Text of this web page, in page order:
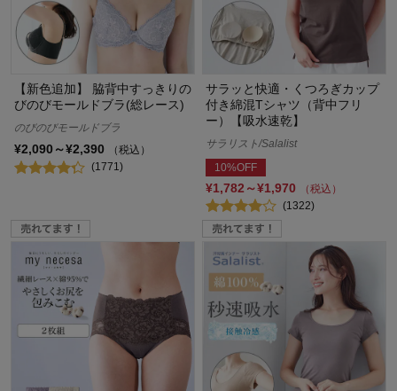
【新色追加】 脇背中すっきりの
びのびモールドブラ(総レース)
のびのびモールドブラ
¥2,090～¥2,390
（税込）
(1771)
サラッと快適・くつろぎカップ
付き綿混Tシャツ（背中フリ
ー）【吸水速乾】
サラリスト/Salalist
10%OFF
¥1,782～¥1,970
（税込）
(1322)